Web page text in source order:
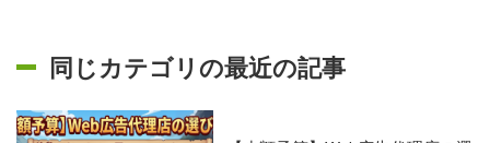
同じカテゴリの最近の記事